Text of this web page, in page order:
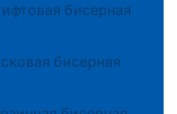
бисерная
бисерная